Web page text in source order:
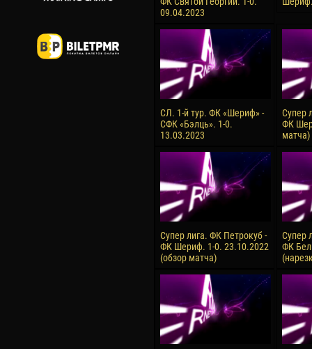
09.04.2023
СЛ. 1-й тур. ФК «Шериф» -
СФК «Бэлць». 1-0.
13.03.2023
Супер
ФК
Супер лига. ФК Петрокуб -
ФК Шериф. 1-0. 23.10.2022
(обзор матча)
Супер
ФК